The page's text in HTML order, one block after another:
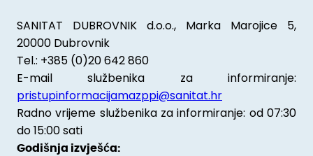
SANITAT DUBROVNIK d.o.o., Marka Marojice 5,
20000 Dubrovnik
Tel.: +385 (0)20 642 860
E-mail službenika za informiranje:
pristupinformacijamazppi@sanitat.hr
Radno vrijeme službenika za informiranje: od 07:30
do 15:00 sati
Godišnja izvješća: